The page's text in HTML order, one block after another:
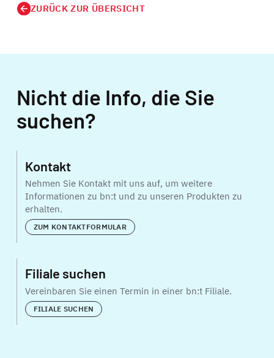
ZURÜCK ZUR ÜBERSICHT
Nicht die Info, die Sie
suchen?
Kontakt
Nehmen Sie Kontakt mit uns auf, um weitere
Informationen zu bn:t und zu unseren Produkten zu
erhalten.
ZUM KONTAKTFORMULAR
Filiale suchen
Vereinbaren Sie einen Termin in einer bn:t Filiale.
FILIALE SUCHEN